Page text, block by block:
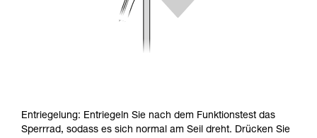
Entriegelung: Entriegeln Sie nach dem Funktionstest das
Sperrrad, sodass es sich normal am Seil dreht. Drücken Sie